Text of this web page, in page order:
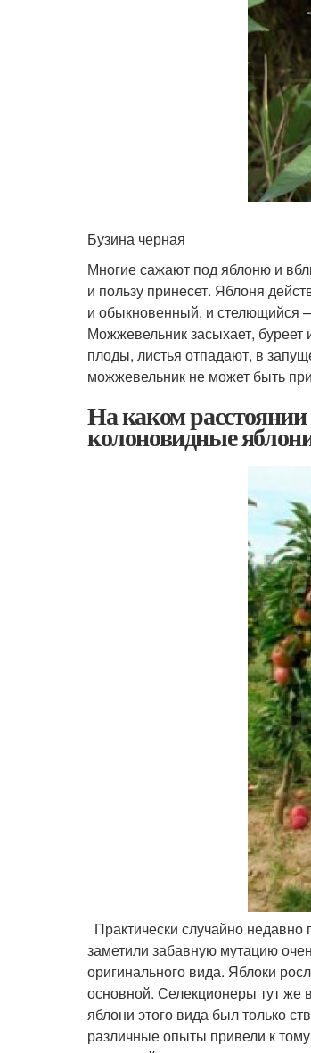
Бузина черная
Многие сажают под яблоню и
и пользу принесет. Яблоня
и обыкновенный, и стелющийся
Можжевельник засыхает,
плоды, листья отпадают, в
можжевельник не может быть
На каком
колоновидные
Практически случайно
заметили забавную мутацию
оригинального вида. Яблоки
основной. Селекционеры тут же
яблони этого вида был только
различные опыты привели к